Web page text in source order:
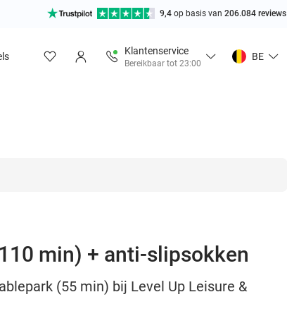
9,4 op basis van 206.084 reviews
Klantenservice
Bereikbaar tot 23:00
BE
min) + anti-slipsokken
(55 min) bij Level Up Leisure &